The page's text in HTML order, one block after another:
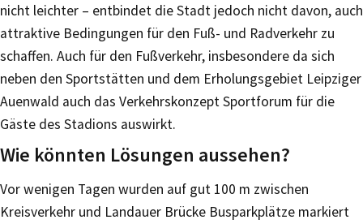
nicht leichter – entbindet die Stadt jedoch nicht davon, auch
attraktive Bedingungen für den Fuß- und Radverkehr zu
schaffen. Auch für den Fußverkehr, insbesondere da sich
neben den Sportstätten und dem Erholungsgebiet Leipziger
Auenwald auch das Verkehrskonzept Sportforum für die
Gäste des Stadions auswirkt.
Wie könnten Lösungen aussehen?
Vor wenigen Tagen wurden auf gut 100 m zwischen
Kreisverkehr und Landauer Brücke Busparkplätze markiert